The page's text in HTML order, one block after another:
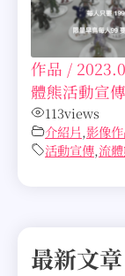
作品 /
體熊活動宣
113views
介紹片,影像
活動宣傳,流
最新文章